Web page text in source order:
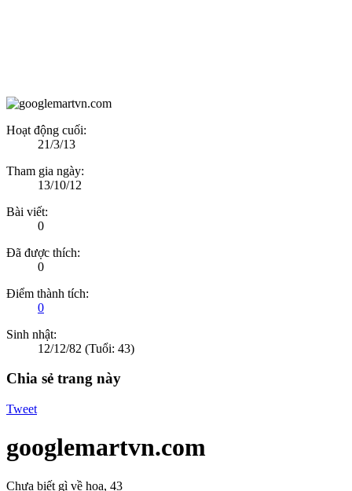
Hoạt động cuối:
21/3/13
Tham gia ngày:
13/10/12
Bài viết:
0
Đã được thích:
0
Điểm thành tích:
0
Sinh nhật:
12/12/82 (Tuổi: 43)
Chia sẻ trang này
Tweet
googlemartvn.com
Chưa biết gì về hoa, 43